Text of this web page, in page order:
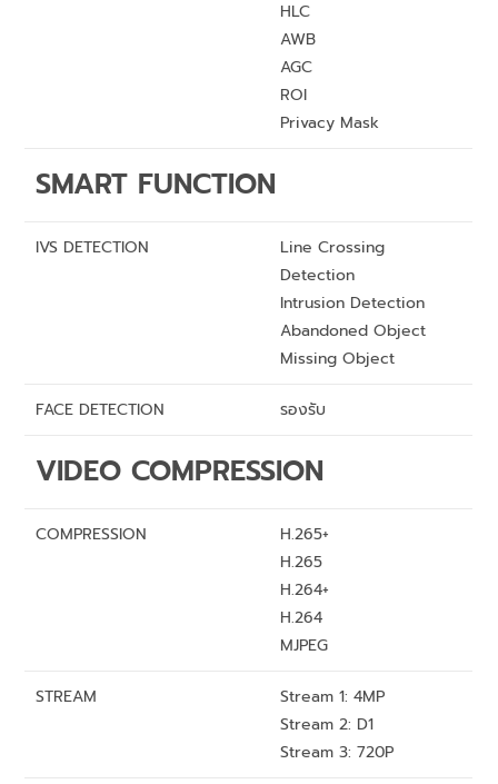
HLC
AWB
AGC
ROI
Privacy Mask
SMART FUNCTION
IVS DETECTION
Line Crossing
Detection
Intrusion Detection
Abandoned Object
Missing Object
FACE DETECTION รองรับ
VIDEO COMPRESSION
COMPRESSION
H.265+
H.265
H.264+
H.264
MJPEG
STREAM
Stream 1: 4MP
Stream 2: D1
Stream 3: 720P